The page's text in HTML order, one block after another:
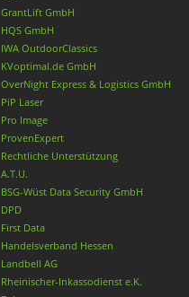
GrantLift GmbH
HQS GmbH
IWA OutdoorClassics
KVoptimal.de GmbH
OverNight Express & Logistics GmbH
PiP Laser
Pro Image
ProvenExpert
Rechtliche Unterstützung
A.T.U.
BSG-Wüst Data Security GmbH
DPD
First Data
Handelsverband Hessen
Landbell AG
Rheinischer-Inkassodienst e.K.